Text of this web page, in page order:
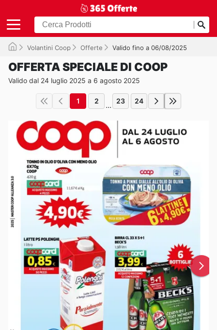
Volantini Coop Offerte Valido fino a 06/08/2025
OFFERTA SPECIALE DI COOP
Valido dal 24 luglio 2025 a 6 agosto 2025
1 2 ... 23 24